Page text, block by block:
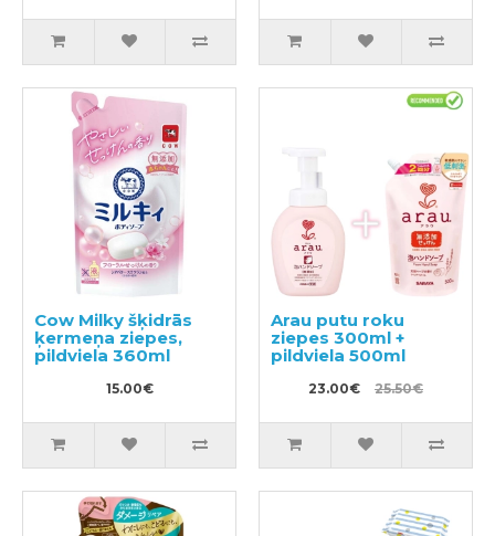
Cow Milky šķidrās
ķermeņa ziepes,
pildviela 360ml
15.00€
Arau putu roku
ziepes 300ml +
pildviela 500ml
23.00€ 25.50€